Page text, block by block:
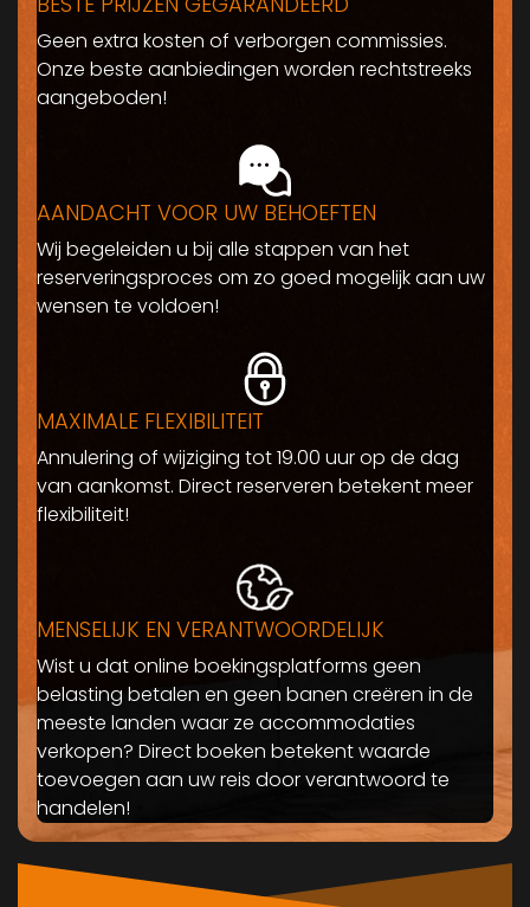
Geen extra kosten of verborgen commissies.
Onze beste aanbiedingen worden rechtstreeks
aangeboden!
AANDACHT VOOR UW BEHOEFTEN
Wij begeleiden u bij alle stappen van het
reserveringsproces om zo goed mogelijk aan uw
wensen te voldoen!
MAXIMALE FLEXIBILITEIT
Annulering of wijziging tot 19.00 uur op de dag
van aankomst. Direct reserveren betekent meer
flexibiliteit!
MENSELIJK EN VERANTWOORDELIJK
Wist u dat online boekingsplatforms geen
belasting betalen en geen banen creëren in de
meeste landen waar ze accommodaties
verkopen? Direct boeken betekent waarde
toevoegen aan uw reis door verantwoord te
handelen!